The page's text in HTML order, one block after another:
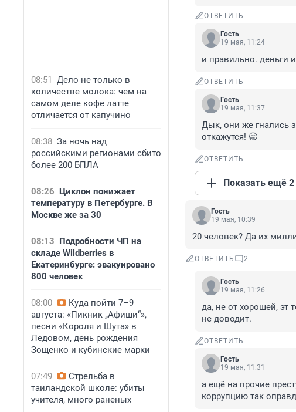
08:51 Дело не только в
количестве молока: чем на
самом деле кофе латте
отличается от капучино
08:38 За ночь над
российскими регионами сбито
более 200 БПЛА
08:26 Циклон понижает
температуру в Петербурге. В
Москве же за 30
08:13 Подробности ЧП на
складе Wildberries в
Екатеринбурге: эвакуировано
800 человек
08:00
Куда пойти 7–9
августа: «Пикник „Афиши“»,
песни «Короля и Шута» в
Ледовом, день рождения
Зощенко и кубинские марки
07:49
Стрельба в
таиландской школе: убиты
учителя, много раненых
ОТВЕТИТЬ
Гость
19 мая, 11:24
и правильно. деньги
ОТВЕТИТЬ
Гость
19 мая, 11:37
Дык, они же гнались
откажутся! 🥱
ОТВЕТИТЬ
Показать ещё 2
Гость
19 мая, 10:39
20 человек? Да их
ОТВЕТИТЬ 2
Гость
19 мая, 11:26
да, не от хорошей, эт
не доводит.
ОТВЕТИТЬ
Гость
19 мая, 11:31
а ещё на прочие
коррупцию так